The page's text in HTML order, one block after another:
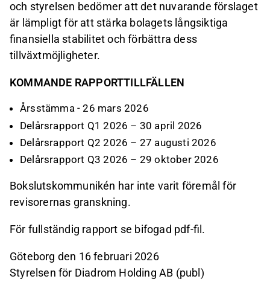
och styrelsen bedömer att det nuvarande förslaget
är lämpligt för att stärka bolagets långsiktiga
finansiella stabilitet och förbättra dess
tillväxtmöjligheter.
KOMMANDE RAPPORTTILLFÄLLEN
Årsstämma - 26 mars 2026
Delårsrapport Q1 2026 – 30 april 2026
Delårsrapport Q2 2026 – 27 augusti 2026
Delårsrapport Q3 2026 – 29 oktober 2026
Bokslutskommunikén har inte varit föremål för
revisorernas granskning.
För fullständig rapport se bifogad pdf-fil.
Göteborg den 16 februari 2026
Styrelsen för Diadrom Holding AB (publ)